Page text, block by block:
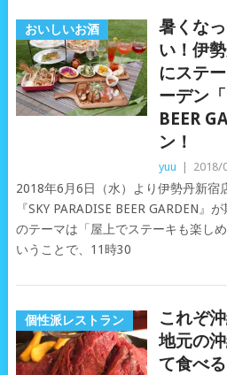
おいしいお酒
暑くな
い！伊
にステ
ーデン
BEER
ン！
yuu 2018/
2018年6月6日（水）より伊勢丹新宿
『SKY PARADISE BEER GARDEN』
のテーマは「屋上でステーキも楽し
いうことで、11時30
個性派レストラン
これぞ
地元の
て食べ